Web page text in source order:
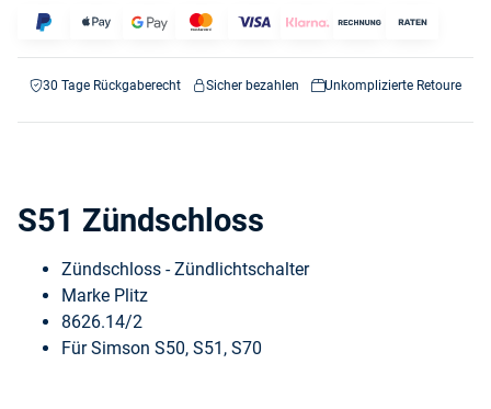
30 Tage Rückgaberecht Sicher bezahlen Unkomplizierte Retoure
S51 Zündschloss
Zündschloss - Zündlichtschalter
Marke Plitz
8626.14/2
Für Simson S50, S51, S70